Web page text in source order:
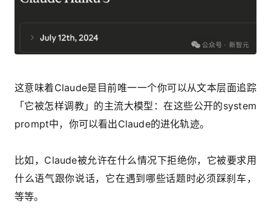
这意味着Claude是目前唯一一个你可以从文本层面追踪
「它被怎样调教」的主流大模型：在这些公开的system
prompt中，你可以看出Claude的进化轨迹。
比如，Claude被允许在什么情况下拒绝你，它被要求用
什么语气跟你说话，它在遇到哪些话题时必须踩刹车，
等等。